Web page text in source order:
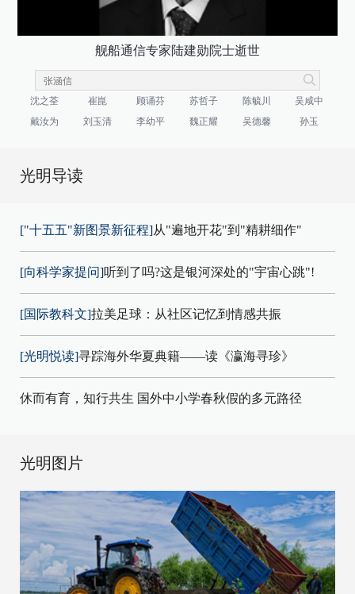
舰船通信专家陆建勋院士逝世
沈之荃 崔崑 顾诵芬 苏哲子 陈毓川
吴咸中
戴汝为
刘玉清 李幼平 魏正耀 吴德馨 孙玉
光明导读
["十五五"新图景新征程]从"遍地开花"到"精耕细作"
[向科学家提问]听到了吗?这是银河深处的"宇宙心跳"!
[国际教科文]拉美足球：从社区记忆到情感共振
[光明悦读]寻踪海外华夏典籍——读《瀛海寻珍》
休而有育，知行共生 国外中小学春秋假的多元路径
光明图片